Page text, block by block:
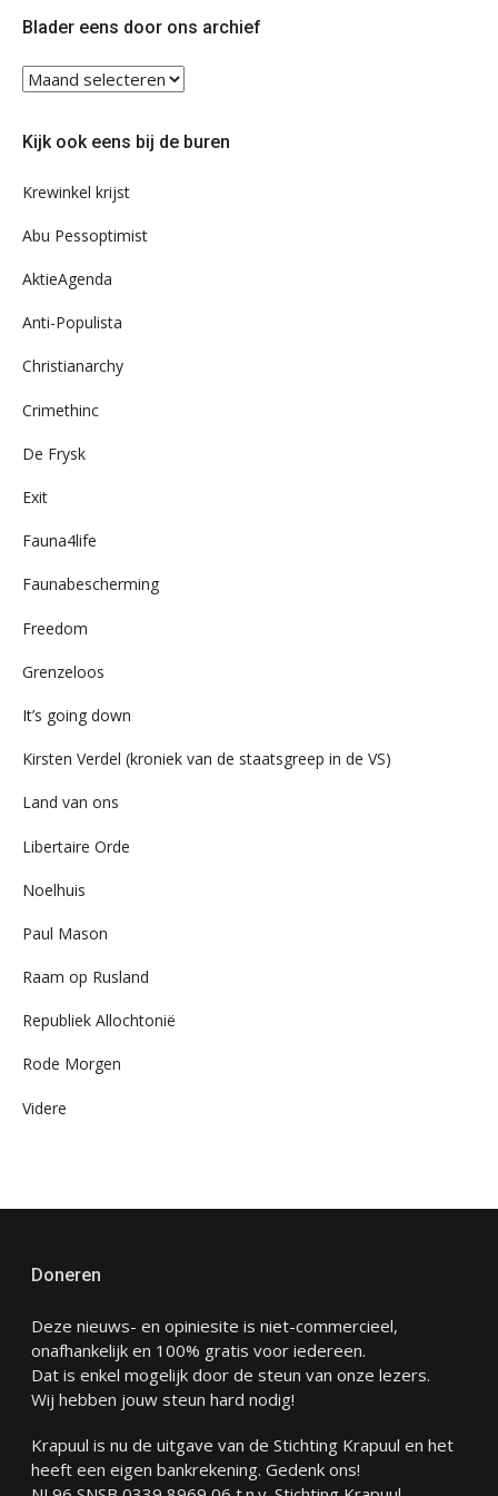
Blader eens door ons archief
Blader
eens
ons
Kijk ook eens bij de buren
Krewinkel krijst
Abu Pessoptimist
AktieAgenda
Anti-Populista
Christianarchy
Crimethinc
De Frysk
Exit
Fauna4life
Faunabescherming
Freedom
Grenzeloos
It’s going down
Kirsten Verdel (kroniek van de staatsgreep in de VS)
Land van ons
Libertaire Orde
Noelhuis
Paul Mason
Raam op Rusland
Republiek Allochtonië
Rode Morgen
Videre
Doneren
Deze nieuws- en opiniesite is niet-commercieel,
onafhankelijk en 100% gratis voor iedereen.
Dat is enkel mogelijk door de steun van onze lezers.
Wij hebben jouw steun hard nodig!
Krapuul is nu de uitgave van de Stichting Krapuul en het
heeft een eigen bankrekening. Gedenk ons!